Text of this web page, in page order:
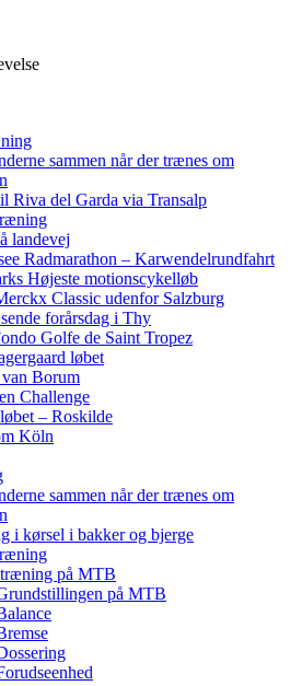
sammen når der trænes om
Riva del Garda via Transalp
landevej
Radmarathon – Karwendelrundfahrt
Højeste motionscykelløb
Classic udenfor Salzburg
forårsdag i Thy
Golfe de Saint Tropez
løbet
Borum
Challenge
– Roskilde
Köln
sammen når der trænes om
i kørsel i bakker og bjerge
på MTB
på MTB